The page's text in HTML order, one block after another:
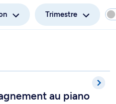
Trimestre
au piano - 2-
au piano